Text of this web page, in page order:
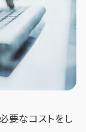
要なコストをし